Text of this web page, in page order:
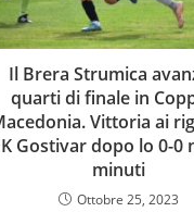
Il Brera Strumica
quarti di finale in
Vittoria ai
Gostivar dopo lo 0-0
minuti
Ottobre 25, 2023